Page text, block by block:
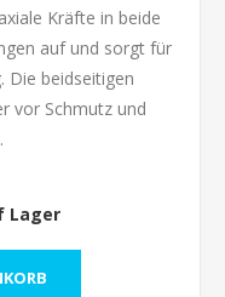
Kräfte in beide
auf und sorgt für
Die beidseitigen
vor Schmutz und
Lager